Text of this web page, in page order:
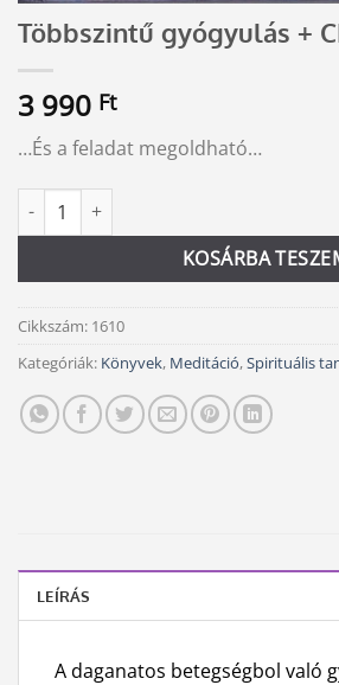
Többszintű gyógyulás +
3 990 Ft
…És a feladat megoldható…
Többszintű gyógyulás + CD mennyiség
KOSÁRBA
Alternative:
Cikkszám: 1610
Kategóriák: Könyvek, Meditáció,Spirituális
LEÍRÁS
A daganatos betegségbol való